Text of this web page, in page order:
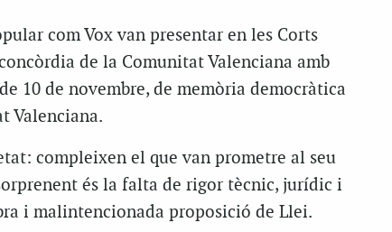
com Vox van presentar en les Corts
de la Comunitat Valenciana amb
10 de novembre, de memòria democràtica
Valenciana.
compleixen el que van prometre al seu
és la falta de rigor tècnic, jurídic i
i malintencionada proposició de Llei.